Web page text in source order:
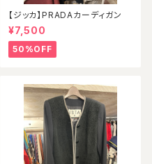
【ジッカ】PRADAカーディガン
¥7,500
50%OFF